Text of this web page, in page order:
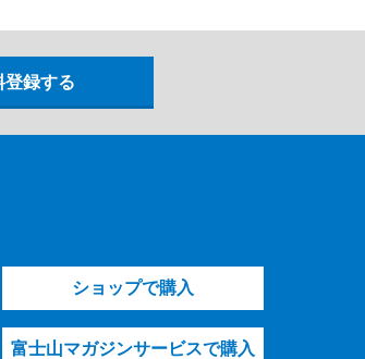
ショップで購入
富士山マガジンサービスで購入